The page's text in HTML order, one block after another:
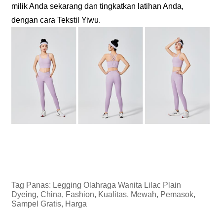
milik Anda sekarang dan tingkatkan latihan Anda,
dengan cara Tekstil Yiwu.
Tag Panas: Legging Olahraga Wanita Lilac Plain
Dyeing, China, Fashion, Kualitas, Mewah, Pemasok,
Sampel Gratis, Harga